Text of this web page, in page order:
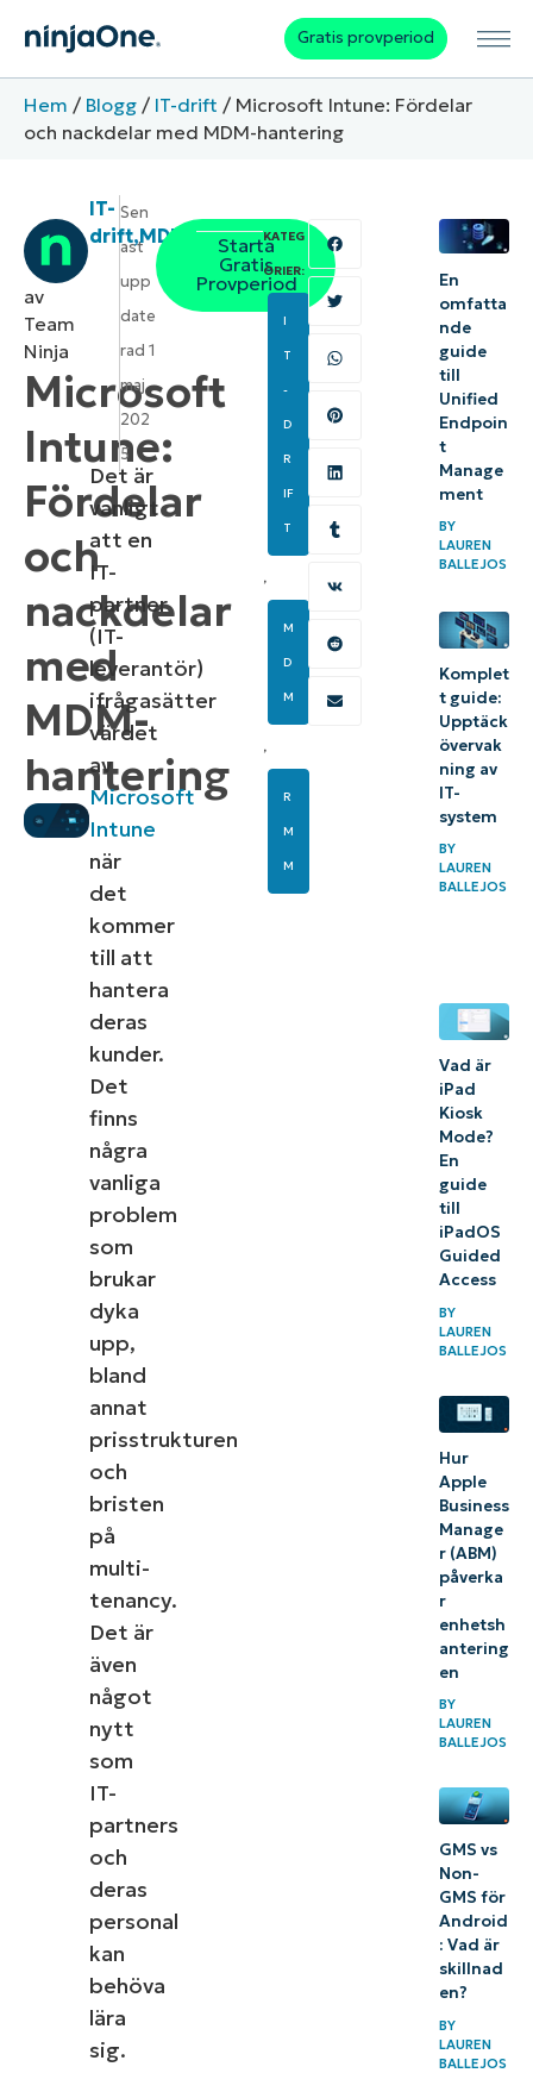
Gratis provperiod
Hem / Blogg / IT-drift / Microsoft Intune: Fördelar
och nackdelar med MDM-hantering
Microsoft
Intune:
Fördelar
och
nackdelar
med
MDM-
hantering
av
Team
Ninja
IT-
drift,MDM RMM
Sen
ast
upp
date
rad 1
maj
202
5
Det är
vanligt
att en
IT-
partner
(IT-
leverantör)
ifrågasätter
värdet
av
Microsoft
Intune
när
det
kommer
till att
hantera
deras
kunder.
Det
finns
några
vanliga
problem
som
brukar
dyka
upp,
bland
annat
prisstrukturen
och
bristen
på
multi-
tenancy.
Det är
även
något
nytt
som
IT-
partners
och
deras
personal
kan
behöva
lära
sig.
Starta
Gratis
Provperiod
KATEG
ORIER:
I
T
-
D
R
IF
T
,
M
D
M
,
R
M
M
En
omfatta
nde
guide
till
Unified
Endpoin
t
Manage
ment
BY
LAUREN
BALLEJOS
Komplet
t guide:
Upptäck
övervak
ning av
IT-
system
BY
LAUREN
BALLEJOS
Vad är
iPad
Kiosk
Mode?
En
guide
till
iPadOS
Guided
Access
BY
LAUREN
BALLEJOS
Hur
Apple
Business
Manage
r (ABM)
påverka
r
enhetsh
antering
en
BY
LAUREN
BALLEJOS
GMS vs
Non-
GMS för
Android
: Vad är
skillnad
en?
BY
LAUREN
BALLEJOS